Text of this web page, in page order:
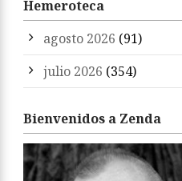
Hemeroteca
agosto 2026 (91)
julio 2026 (354)
Bienvenidos a Zenda